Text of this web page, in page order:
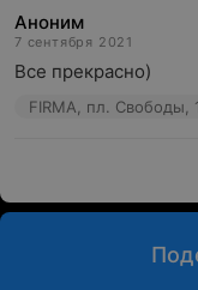
Аноним
7 сентября 2021
Все прекрасно)
FIRMA, пл. Свободы,